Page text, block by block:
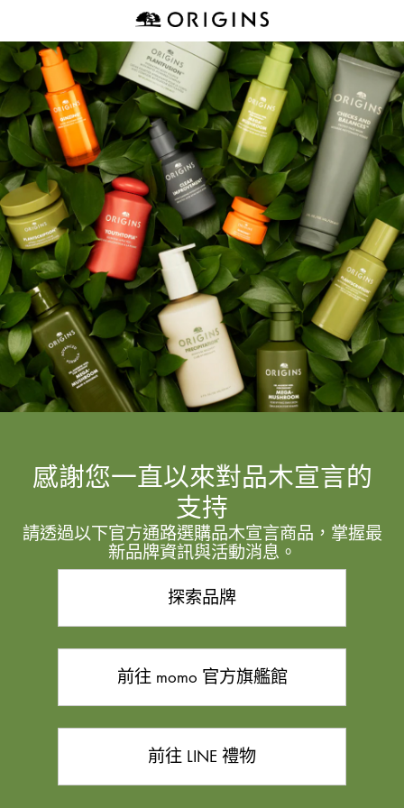
感謝您一直以來對品木宣言的
支持
請透過以下官方通路選購品木宣言商品，掌握最
新品牌資訊與活動消息。
探索品牌
前往 momo 官方旗艦館
前往 LINE 禮物